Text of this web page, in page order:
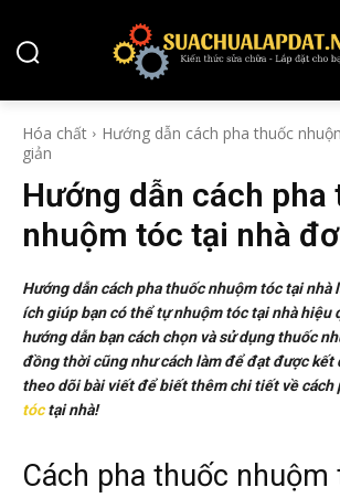
Hóa chất
Hướng dẫn cách pha thuốc
giản
Hướng dẫn cách pha
nhuộm tóc tại nhà
Hướng dẫn cách pha thuốc nhuộm tóc tại nhà
ích giúp bạn có thể tự nhuộm tóc tại nhà hiệu
hướng dẫn bạn cách chọn và sử dụng thuốc
đồng thời cũng như cách làm để đạt được kết
theo dõi bài viết để biết thêm chi tiết về cách
tóctại nhà!
Cách pha thuốc nhuộm